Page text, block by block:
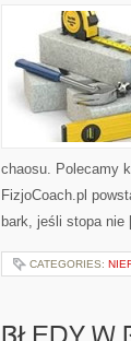
chaosu. Polecamy
FizjoCoach.pl
bark, jeśli stopa
CATEGORIES: